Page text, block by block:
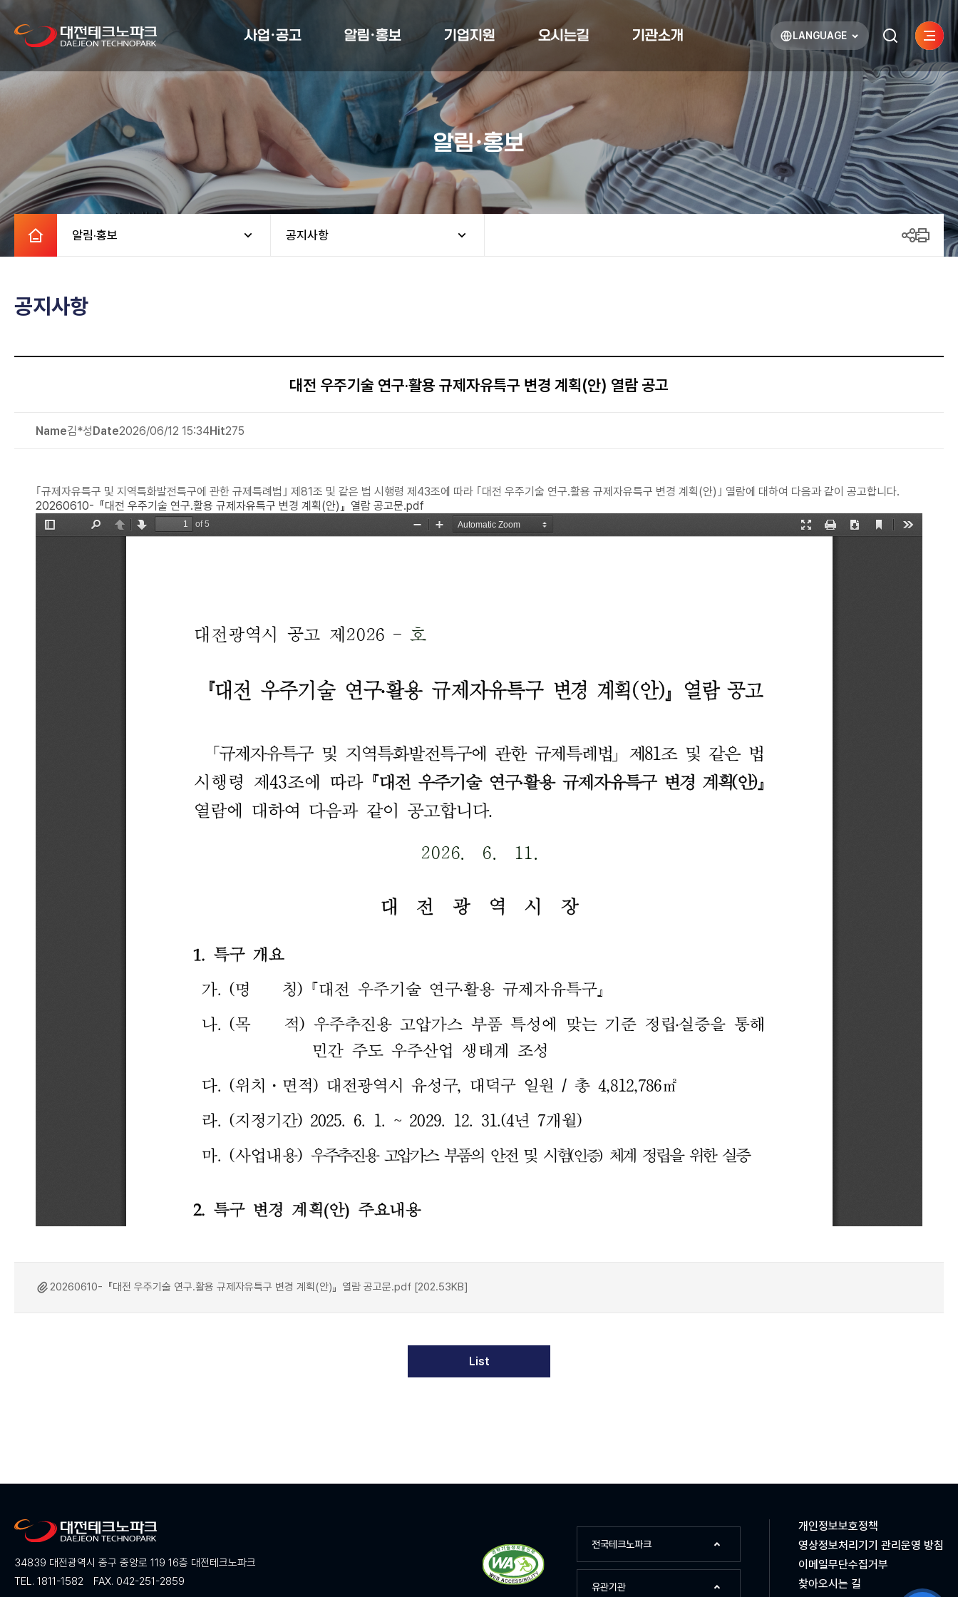
사업·공고 알림·홍보 기업지원 오시는길 기관소개 LANGUAGE
열기 검색하기
사이트
열기
알림·홍보
알림·홍보 공지사항
공지사항
대전 우주기술 연구·활용 규제자유특구 변경 계획(안) 열람 공고
Name김*성Date2026/06/12 15:34Hit275
｢규제자유특구 및 지역특화발전특구에 관한 규제특례법｣ 제81조 및 같은 법 시행령 제43조에 따라 ｢대전 우주기술 연구․활용 규제자유특구 변경 계획(안)｣ 열람에 대하여 다음과 같이 공고합니다.
20260610-『대전 우주기술 연구.활용 규제자유특구 변경 계획(안)』열람 공고문.pdf
20260610-『대전 우주기술 연구.활용 규제자유특구 변경 계획(안)』열람 공고문.pdf [202.53KB]
List
34839 대전광역시 중구 중앙로 119 16층 대전테크노파크
TEL. 1811-1582
FAX. 042-251-2859
전국테크노파크
유관기관
개인정보보호정책
영상정보처리기기 관리운영 방침
이메일무단수집거부
찾아오시는 길